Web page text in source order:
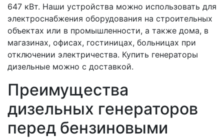
647 кВт. Наши устройства можно использовать для
электроснабжения оборудования на строительных
объектах или в промышленности, а также дома, в
магазинах, офисах, гостиницах, больницах при
отключении электричества. Купить генераторы
дизельные можно с доставкой.
Преимущества
дизельных генераторов
перед бензиновыми